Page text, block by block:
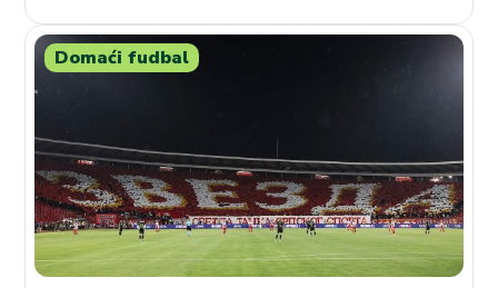
Domaći fudbal